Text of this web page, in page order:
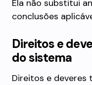
Ela não substitui
conclusões
Direitos e
do sistema
Direitos e deveres